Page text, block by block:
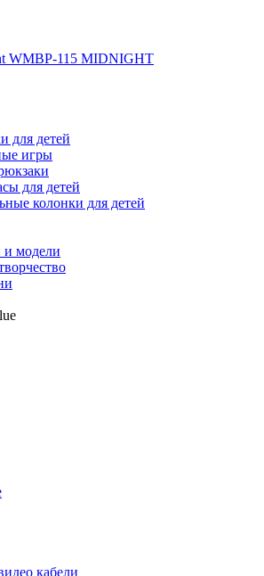
WMBP-115 MIDNIGHT
для детей
игры
для детей
колонки для детей
модели
кабели